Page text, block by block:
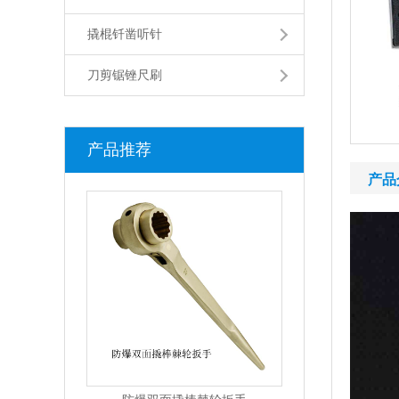
撬棍钎凿听针
刀剪锯锉尺刷
产品推荐
产